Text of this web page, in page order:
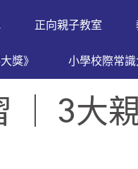
正向親子教室
獎》 小學校際常
｜ 3大